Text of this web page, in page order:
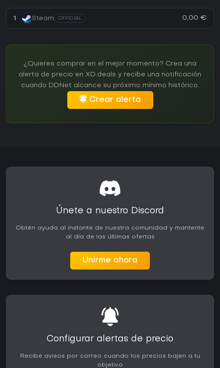
1 Steam OFFICIAL 0,00 €
¿Quieres comprar en el mejor momento? Crea una
alerta de precio en XD.deals y recibe una notificación
cuando DDNet alcance su próximo mínimo histórico.
Crear alerta
Únete a nuestro Discord
Obtén ayuda al instante de nuestra comunidad y mantente
al día de las últimas ofertas
Unirme ahora
Configurar alertas de precio
Recibe avisos por correo cuando los precios bajen a tu
objetivo